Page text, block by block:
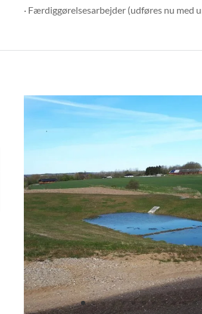
· Færdiggørelsesarbejder (udføres nu med